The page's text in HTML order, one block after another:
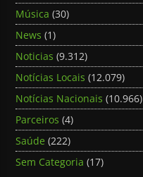
Música (30)
News (1)
Noticias (9.312)
Notícias Locais (12.079)
Notícias Nacionais (10.966)
Parceiros (4)
Saúde (222)
Sem Categoria (17)